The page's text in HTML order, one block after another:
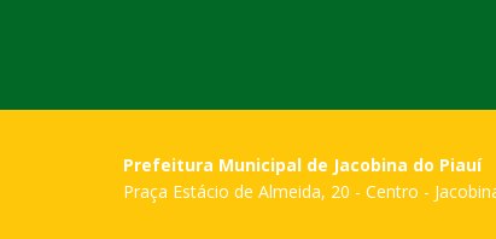
Prefeitura Municipal de Jacobina do Piauí
Praça Estácio de Almeida, 20 - Centro -